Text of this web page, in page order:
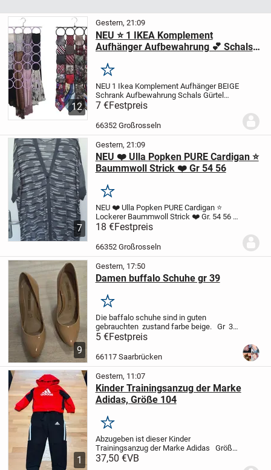
12
Gestern, 21:09
NEU ⭐ 1 IKEA Komplement
Aufhänger Aufbewahrung 💕 Schals
Merken
NEU 1 Ikea Komplement Aufhänger BEIGE
Schrank Aufbewahrung Schals Gürtel
Neu (OHNE Deko)
Aufbewahrung Schals, Gürtel,
Krawatten, KettenFarbe : Beige 28
Ringe...
7 €Festpreis
66352 Großrosseln
7
Gestern, 21:09
NEU ❤️ Ulla Popken PURE Cardigan ⭐
Baummwoll Strick ❤️ Gr 54 56
Merken
NEU ❤️ Ulla Popken PURE Cardigan ⭐
Lockerer Baummwoll Strick ❤️ Gr. 54 56⭐
1 Knopf – Verschiedene Grautöne
Schöner neuer Strick Cardigan
BaumwolleGrautöne
18 €Festpreis
66352 Großrosseln
9
Gestern, 17:50
Damen buffalo Schuhe gr 39
Merken
Die baffalo schuhe sind in guten
gebrauchten zustand farbe beige. Gr 39
versand 6,90 Preis 5 euro
5 €Festpreis
66117 Saarbrücken
1
Gestern, 11:07
Kinder Trainingsanzug der Marke
Adidas, Größe 104
Merken
Abzugeben ist dieser Kinder
Trainingsanzug der Marke Adidas
Größe:
104 Keine Beschädigungen
37,50 €VB